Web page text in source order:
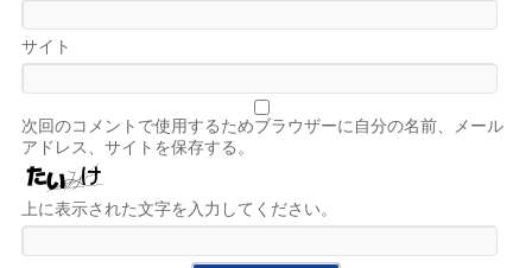
サイト
次回のコメントで使用するためブラウザーに自分の名前、メール
アドレス、サイトを保存する。
上に表示された文字を入力してください。